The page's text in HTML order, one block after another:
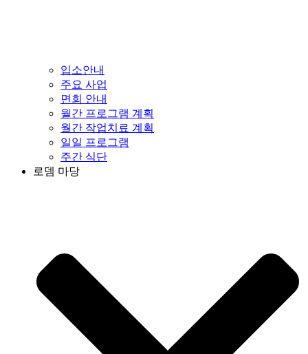
입소안내
주요 사업
면회 안내
월간 프로그램 계획
월간 작업치료 계획
일일 프로그램
주간 식단
로뎀 마당